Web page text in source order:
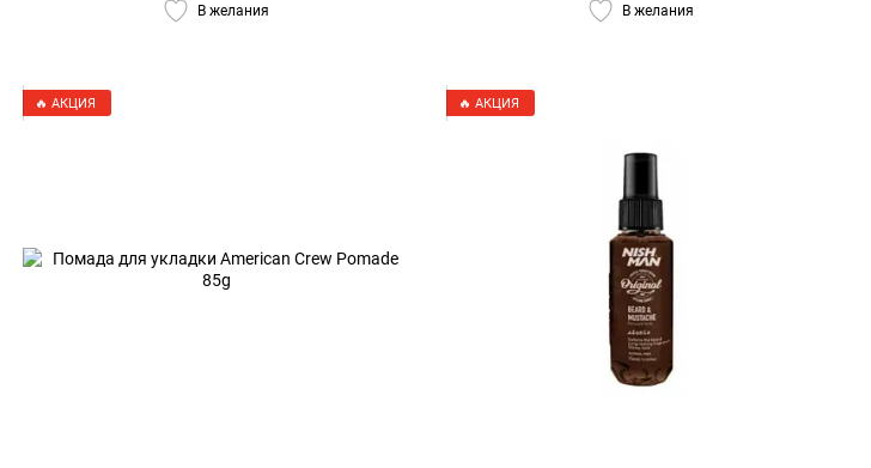
В желания В желания
🔥 АКЦИЯ 🔥 АКЦИЯ